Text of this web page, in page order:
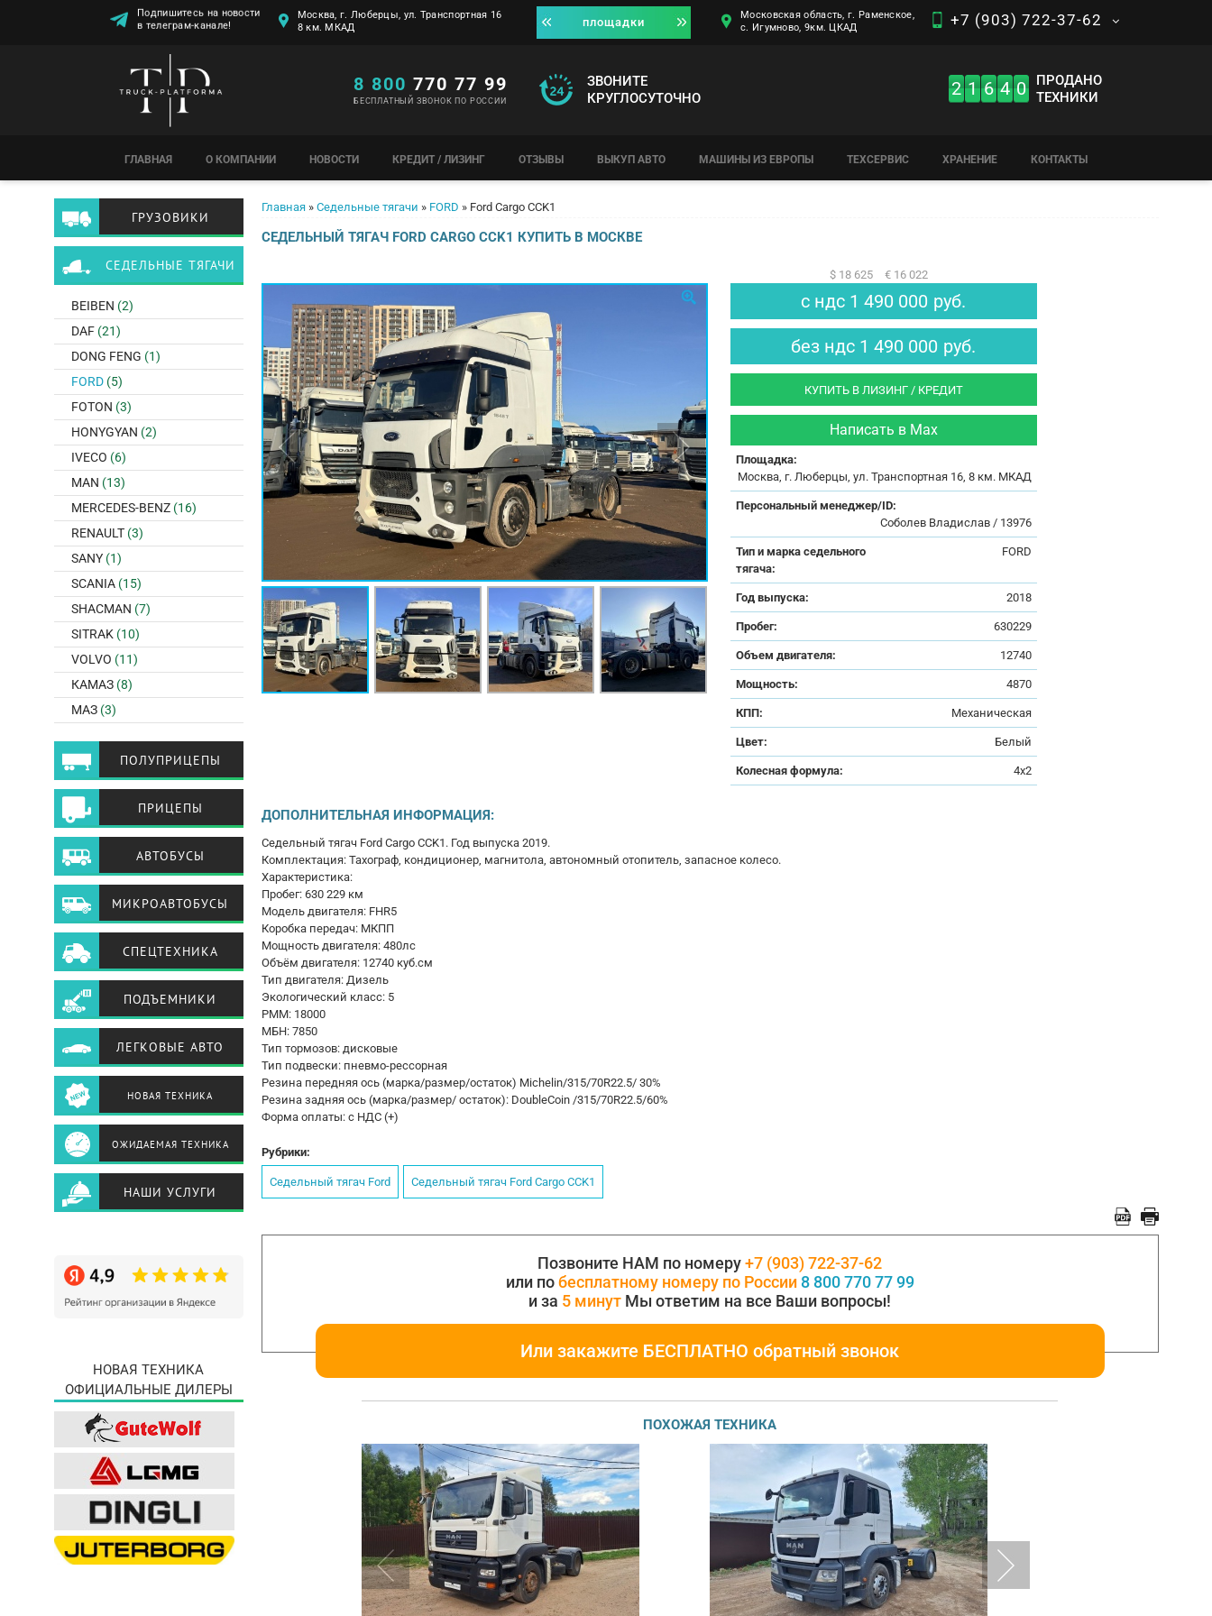
Подпишитесь на новости
в телеграм-канале!
Москва, г. Люберцы, ул. Транспортная 16
8 км. МКАД
площадки
Московская область, г. Раменское,
с. Игумново, 9км. ЦКАД
+7 (903) 722-37-62
8 800 770 77 99
БЕСПЛАТНЫЙ ЗВОНОК ПО РОССИИ
ЗВОНИТЕ
КРУГЛОСУТОЧНО
2 1 6 4 0
ПРОДАНО
ТЕХНИКИ
ГЛАВНАЯ О КОМПАНИИ НОВОСТИ КРЕДИТ / ЛИЗИНГ ОТЗЫВЫ ВЫКУП АВТО МАШИНЫ ИЗ ЕВРОПЫ ТЕХСЕРВИС ХРАНЕНИЕ КОНТАКТЫ
Вы здесь
Главная » Седельные тягачи » FORD » Ford Cargo CCK1
СЕДЕЛЬНЫЙ ТЯГАЧ FORD CARGO CCK1 КУПИТЬ В МОСКВЕ
$ 18 625 € 16 022
с ндс 1 490 000 руб.
без ндс 1 490 000 руб.
КУПИТЬ В ЛИЗИНГ / КРЕДИТ
Написать в Max
Площадка:
Москва, г. Люберцы, ул. Транспортная 16, 8 км. МКАД
Персональный менеджер/ID:
Соболев Владислав / 13976
Тип и марка седельного
тягача:
FORD
Год выпуска: 2018
Пробег: 630229
Объем двигателя: 12740
Мощность: 4870
КПП: Механическая
Цвет: Белый
Колесная формула: 4x2
ДОПОЛНИТЕЛЬНАЯ ИНФОРМАЦИЯ:
Седельный тягач Ford Cargo CCK1. Год выпуска 2019.
Комплектация: Тахограф, кондиционер, магнитола, автономный отопитель, запасное колесо.
Характеристика:
Пробег: 630 229 км
Модель двигателя: FHR5
Коробка передач: МКПП
Мощность двигателя: 480лс
Объём двигателя: 12740 куб.см
Тип двигателя: Дизель
Экологический класс: 5
РММ: 18000
МБН: 7850
Тип тормозов: дисковые
Тип подвески: пневмо-рессорная
Резина передняя ось (марка/размер/остаток) Michelin/315/70R22.5/ 30%
Резина задняя ось (марка/размер/ остаток): DoubleCoin /315/70R22.5/60%
Форма оплаты: с НДС (+)
Рубрики:
Седельный тягач Ford Седельный тягач Ford Cargo CCK1
Позвоните НАМ по номеру+7 (903) 722-37-62
или побесплатному номеру по России 8 800 770 77 99
и за 5 минут Мы ответим на все Ваши вопросы!
Или закажите БЕСПЛАТНО обратный звонок
ПОХОЖАЯ ТЕХНИКА
ГРУЗОВИКИ
СЕДЕЛЬНЫЕ ТЯГАЧИ
BEIBEN (2)
DAF (21)
DONG FENG (1)
FORD (5)
FOTON (3)
HONYGYAN (2)
IVECO (6)
MAN (13)
MERCEDES-BENZ (16)
RENAULT (3)
SANY (1)
SCANIA (15)
SHACMAN (7)
SITRAK (10)
VOLVO (11)
КАМАЗ (8)
МАЗ (3)
ПОЛУПРИЦЕПЫ
ПРИЦЕПЫ
АВТОБУСЫ
МИКРОАВТОБУСЫ
СПЕЦТЕХНИКА
ПОДЪЕМНИКИ
ЛЕГКОВЫЕ АВТО
НОВАЯ ТЕХНИКА
ОЖИДАЕМАЯ ТЕХНИКА
НАШИ УСЛУГИ
НОВАЯ ТЕХНИКА
ОФИЦИАЛЬНЫЕ ДИЛЕРЫ